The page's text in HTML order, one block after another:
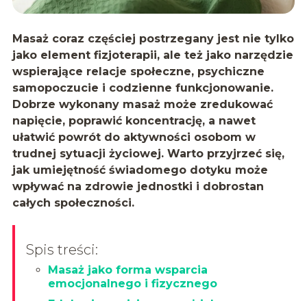
Masaż coraz częściej postrzegany jest nie tylko
jako element fizjoterapii, ale też jako narzędzie
wspierające relacje społeczne, psychiczne
samopoczucie i codzienne funkcjonowanie.
Dobrze wykonany masaż może zredukować
napięcie, poprawić koncentrację, a nawet
ułatwić powrót do aktywności osobom w
trudnej sytuacji życiowej. Warto przyjrzeć się,
jak umiejętność świadomego dotyku może
wpływać na zdrowie jednostki i dobrostan
całych społeczności.
Spis treści:
Masaż jako forma wsparcia
emocjonalnego i fizycznego